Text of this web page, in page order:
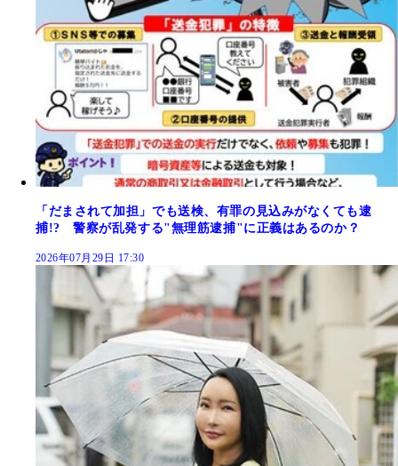
「だまされて加担」でも送検、有罪の見込みがなくても逮
捕!? 警察が乱発する"無理筋逮捕"に正義はあるのか？
2026年07月29日 17:30